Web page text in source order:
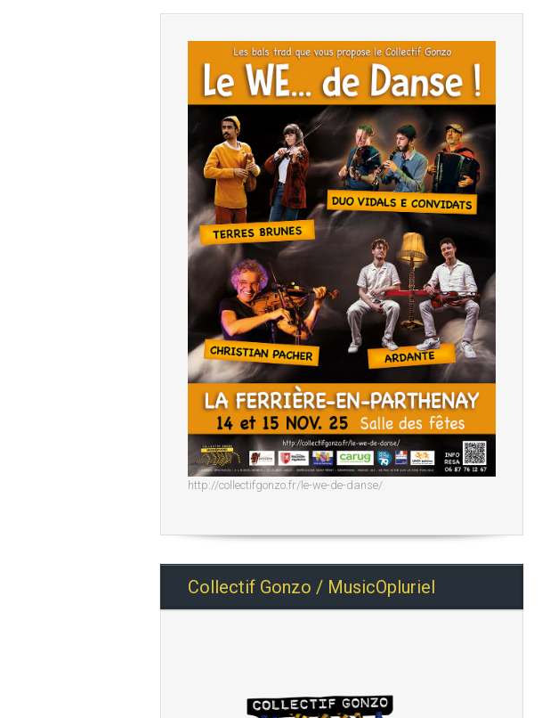
http://collectifgonzo.fr/le-we-de-danse/
Collectif Gonzo / MusicOpluriel